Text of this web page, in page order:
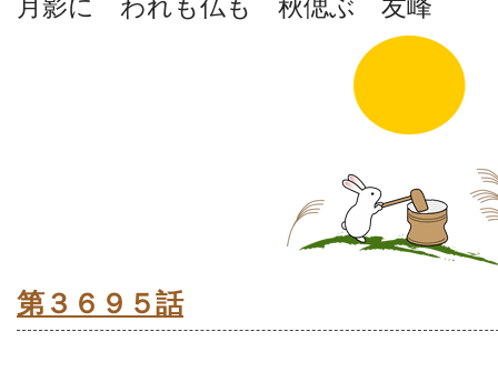
月影に われも仏も 秋偲ぶ 友峰
第３６９５話